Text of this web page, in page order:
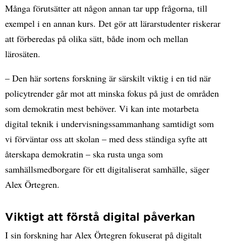
Många förutsätter att någon annan tar upp frågorna, till
exempel i en annan kurs. Det gör att lärarstudenter riskerar
att förberedas på olika sätt, både inom och mellan
lärosäten.
– Den här sortens forskning är särskilt viktig i en tid när
policytrender går mot att minska fokus på just de områden
som demokratin mest behöver. Vi kan inte motarbeta
digital teknik i undervisningssammanhang samtidigt som
vi förväntar oss att skolan – med dess ständiga syfte att
återskapa demokratin – ska rusta unga som
samhällsmedborgare för ett digitaliserat samhälle, säger
Alex Örtegren.
Viktigt att förstå digital påverkan
I sin forskning har Alex Örtegren fokuserat på digitalt